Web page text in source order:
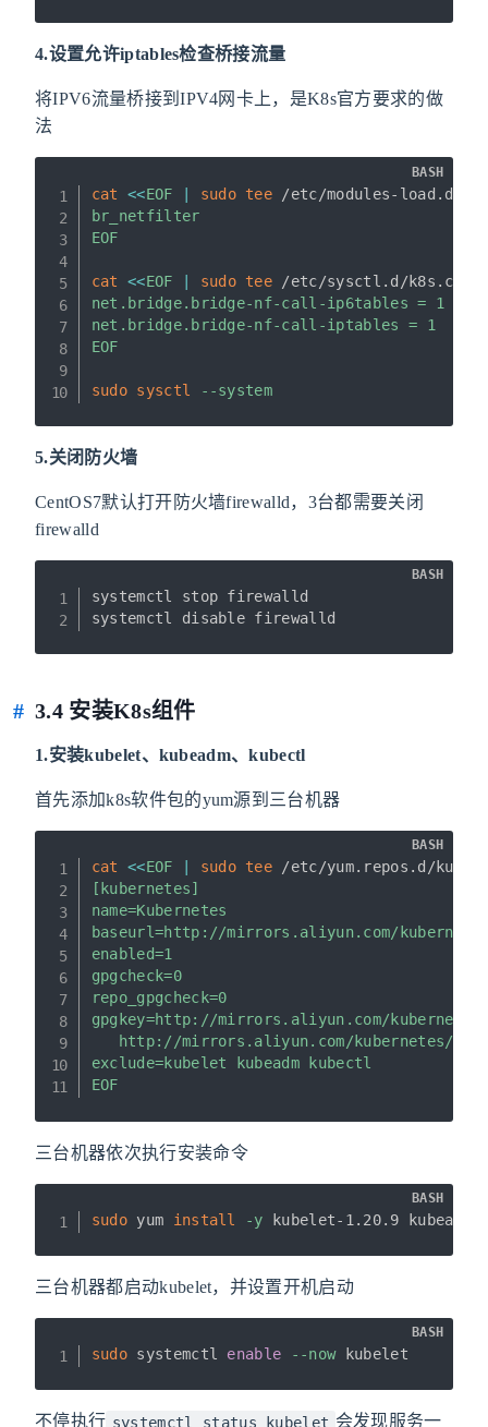
4.设置允许iptables检查桥接流量
将IPV6流量桥接到IPV4网卡上，是K8s官方要求的做
法
cat <<EOF sudo tee /etc/modules-load.d/
br_netfilter
EOF
cat <<EOF sudo tee /etc/sysctl.d/k8s.conf
net.bridge.bridge-nf-call-ip6tables = 1
net.bridge.bridge-nf-call-iptables = 1
EOF
sudo sysctl --system
BASH
5.关闭防火墙
CentOS7默认打开防火墙firewalld，3台都需要关闭
firewalld
systemctl stop firewalld
systemctl disable firewalld
BASH
3.4 安装K8s组件
1.安装kubelet、kubeadm、kubectl
首先添加k8s软件包的yum源到三台机器
cat <<EOF sudo tee /etc/yum.repos.d/
[kubernetes]
name=Kubernetes
baseurl=http://mirrors.aliyun.com/
enabled=1
gpgcheck=0
repo_gpgcheck=0
gpgkey=http://mirrors.aliyun.com/kubernetes/
http://mirrors.aliyun.com/kubernetes/
exclude=kubelet kubeadm kubectl
EOF
BASH
三台机器依次执行安装命令
sudo yum install -y kubelet-1.20.9
BASH
三台机器都启动kubelet，并设置开机启动
sudo systemctl enable --now kubelet
BASH
不停执行 systemctl status kubelet 会发现服务一